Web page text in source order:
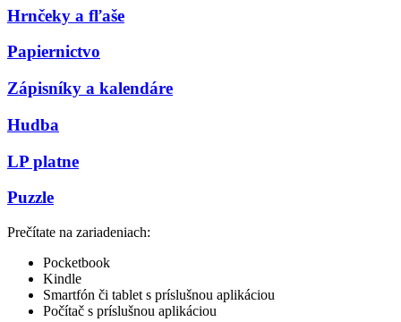
Hrnčeky a fľaše
Papiernictvo
Zápisníky a kalendáre
Hudba
LP platne
Puzzle
Prečítate na zariadeniach:
Pocketbook
Kindle
Smartfón či tablet s príslušnou aplikáciou
Počítač s príslušnou aplikáciou